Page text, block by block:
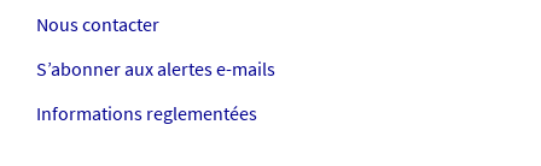
Nous contacter
S’abonner aux alertes e-mails
Informations reglementées